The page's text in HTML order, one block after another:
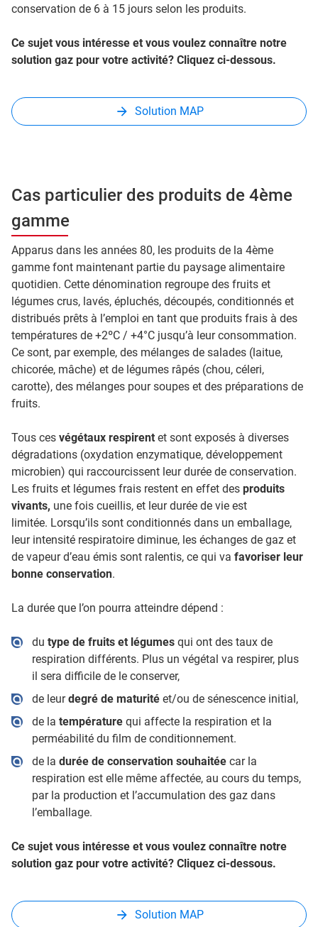
conservation de 6 à 15 jours selon les produits.
Ce sujet vous intéresse et vous voulez connaître notre
solution gaz pour votre activité? Cliquez ci-dessous.
Solution MAP
Cas particulier des produits de 4ème
gamme
Apparus dans les années 80, les produits de la 4ème
gamme font maintenant partie du paysage alimentaire
quotidien. Cette dénomination regroupe des fruits et
légumes crus, lavés, épluchés, découpés, conditionnés et
distribués prêts à l’emploi en tant que produits frais à des
températures de +2ºC / +4°C jusqu’à leur consommation.
Ce sont, par exemple, des mélanges de salades (laitue,
chicorée, mâche) et de légumes râpés (chou, céleri,
carotte), des mélanges pour soupes et des préparations de
fruits.
Tous ces végétaux respirent et sont exposés à diverses
dégradations (oxydation enzymatique, développement
microbien) qui raccourcissent leur durée de conservation.
Les fruits et légumes frais restent en effet des produits
vivants, une fois cueillis, et leur durée de vie est
limitée. Lorsqu’ils sont conditionnés dans un emballage,
leur intensité respiratoire diminue, les échanges de gaz et
de vapeur d’eau émis sont ralentis, ce qui va favoriser leur
bonne conservation.
La durée que l’on pourra atteindre dépend :
du type de fruits et légumesqui ont des taux de
respiration différents. Plus un végétal va respirer, plus
il sera difficile de le conserver,
de leurdegré de maturitéet/ou de sénescence initial,
de la températurequi affecte la respiration et la
perméabilité du film de conditionnement.
de la durée de conservation souhaitéecar la
respiration est elle même affectée, au cours du temps,
par la production et l’accumulation des gaz dans
l’emballage.
Ce sujet vous intéresse et vous voulez connaître notre
solution gaz pour votre activité? Cliquez ci-dessous.
Solution MAP